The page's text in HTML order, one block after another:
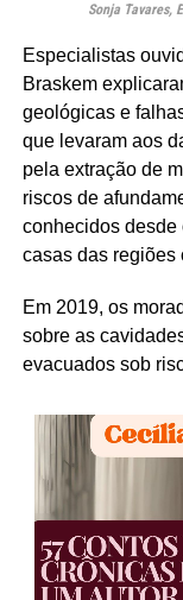
Sonja Tavares,
Especialistas
Braskem
geológicas e
que levaram aos
pela extração de
riscos de
conhecidos desde
casas das regiões
Em 2019, os
sobre as
evacuados sob